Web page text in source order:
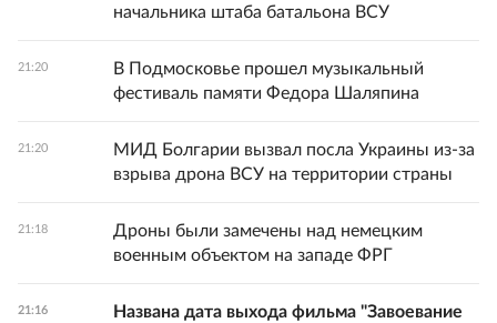
начальника штаба батальона ВСУ
21:20
В Подмосковье прошел музыкальный
фестиваль памяти Федора Шаляпина
21:20
МИД Болгарии вызвал посла Украины из-за
взрыва дрона ВСУ на территории страны
21:18
Дроны были замечены над немецким
военным объектом на западе ФРГ
21:16
Названа дата выхода фильма "Завоевание